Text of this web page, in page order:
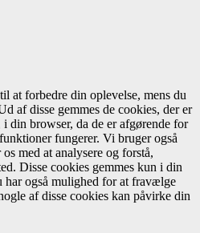
at forbedre din oplevelse, mens du
af disse gemmes de cookies, der er
din browser, da de er afgørende for
fungerer. Vi bruger også
med at analysere og forstå,
Disse cookies gemmes kun i din
har også mulighed for at fravælge
af disse cookies kan påvirke din